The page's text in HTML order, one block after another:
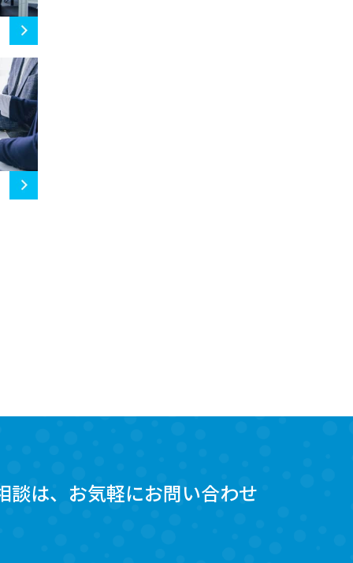
談は、お気軽にお問い合わせ